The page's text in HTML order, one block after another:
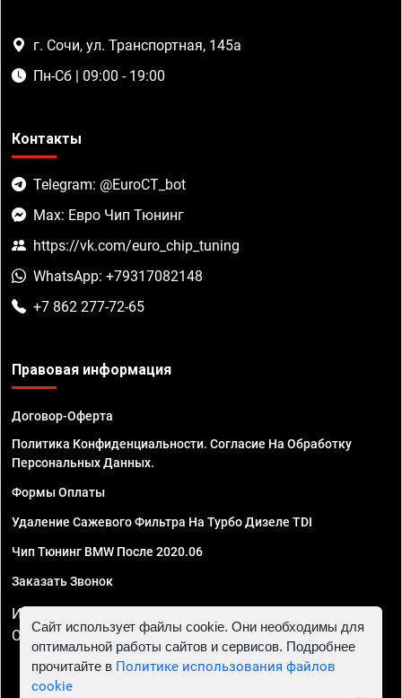
г. Сочи, ул. Транспортная, 145а
Пн-Сб | 09:00 - 19:00
Контакты
Telegram: @EuroCT_bot
Max: Евро Чип Тюнинг
https://vk.com/euro_chip_tuning
WhatsApp: +79317082148
+7 862 277-72-65
Правовая информация
Договор-Оферта
Политика Конфиденциальности. Согласие На Обработку
Персональных Данных.
Формы Оплаты
Удаление Сажевого Фильтра На Турбо Дизеле TDI
Чип Тюнинг BMW После 2020.06
Заказать Звонок
ИП Смирнов Георгий Павлович. ИНН 781302555843,
ОГРНИП 324470400032610
Сайт использует файлы cookie. Они необходимы для
оптимальной работы сайтов и сервисов. Подробнее
прочитайте в Политике использования файлов
cookie